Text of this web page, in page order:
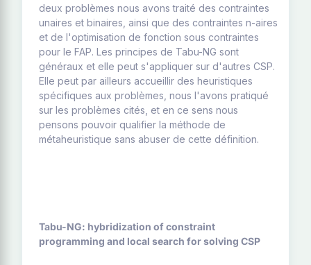
deux problèmes nous avons traité des contraintes
unaires et binaires, ainsi que des contraintes n-aires
et de l'optimisation de fonction sous contraintes
pour le FAP. Les principes de Tabu-NG sont
généraux et elle peut s'appliquer sur d'autres CSP.
Elle peut par ailleurs accueillir des heuristiques
spécifiques aux problèmes, nous l'avons pratiqué
sur les problèmes cités, et en ce sens nous
pensons pouvoir qualifier la méthode de
métaheuristique sans abuser de cette définition.
Tabu-NG: hybridization of constraint
programming and local search for solving CSP